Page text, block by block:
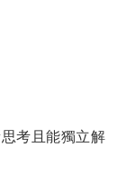
考且能獨立解